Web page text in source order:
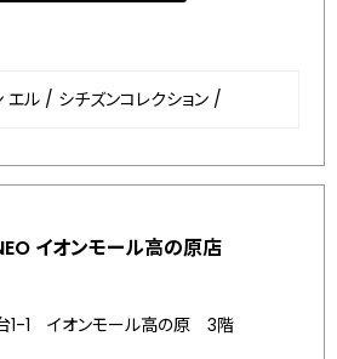
エル / シチズンコレクション /
イオンモール高の原店
1-1 イオンモール高の原 3階